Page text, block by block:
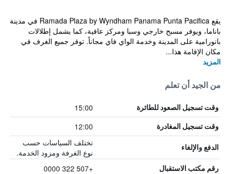
يقع Ramada Plaza by Wyndham Panama Punta Pacifica في مدينة
باناما، ويوفر مسبح خارجي وسبا ومركز عافية، كما يشمل إطلالات
بانورامية على المدينة وخدمة الواي فاي مجاناً. توفر جميع الغرف في
مكان الإقامة هذا...
المزيد
من الجيد أن تعلم
وقت تسجيل الصعود للطائرة 15:00
وقت تسجيل المغادرة 12:00
الدفع والإلغاء
تختلف السياسات حسب
نوع الغرفة ومزود الخدمة.
رقم مكتب الاستقبال +507 322 0000